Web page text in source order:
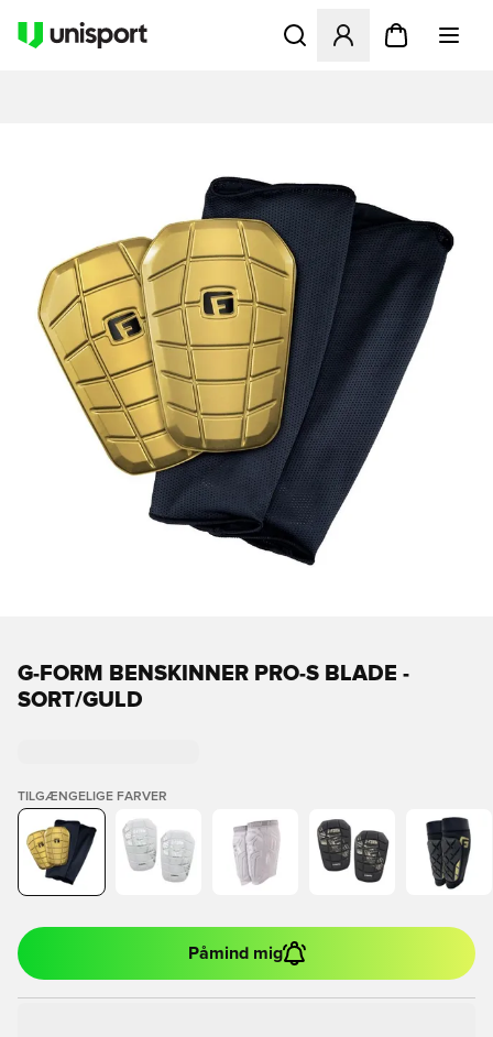
Åbner en Modal til at
G-FORM BENSKINNER PRO-S BLADE -
SORT/GULD
TILGÆNGELIGE FARVER
Påmind mig